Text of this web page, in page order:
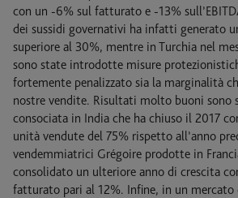
con un -6% sul fatturato e -13%
dei sussidi governativi ha infatti generato
superiore al 30%, mentre in Turchia nel
sono state introdotte misure
fortemente penalizzato sia la marginalità
nostre vendite. Risultati molto buoni sono
consociata in India che ha chiuso il 2017
unità vendute del 75% rispetto all’anno
vendemmiatrici Grégoire prodotte in
consolidato un ulteriore anno di crescita
fatturato pari al 12%. Infine, in un mercato